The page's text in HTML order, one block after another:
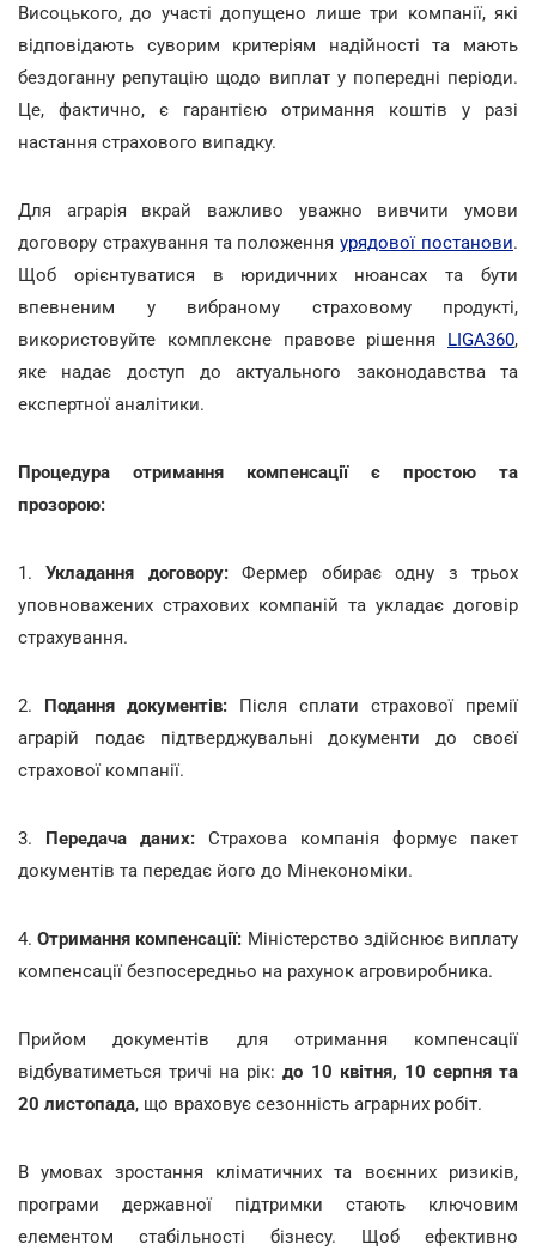
Висоцького, до участі допущено лише три компанії, які
відповідають суворим критеріям надійності та мають
бездоганну репутацію щодо виплат у попередні періоди.
Це, фактично, є гарантією отримання коштів у разі
настання страхового випадку.
Для аграрія вкрай важливо уважно вивчити умови
договору страхування та положенняурядової постанови.
Щоб орієнтуватися в юридичних нюансах та бути
впевненим у вибраному страховому продукті,
використовуйте комплексне правове рішення LIGA360,
яке надає доступ до актуального законодавства та
експертної аналітики.
Процедура отримання компенсації є простою та
прозорою:
1. Укладання договору:Фермер обирає одну з трьох
уповноважених страхових компаній та укладає договір
страхування.
2. Подання документів: Після сплати страхової премії
аграрій подає підтверджувальні документи до своєї
страхової компанії.
3. Передача даних: Страхова компанія формує пакет
документів та передає його до Мінекономіки.
4. Отримання компенсації: Міністерство здійснює виплату
компенсації безпосередньо на рахунок агровиробника.
Прийом документів для отримання компенсації
відбуватиметься тричі на рік:до 10 квітня, 10 серпня та
20 листопада, що враховує сезонність аграрних робіт.
В умовах зростання кліматичних та воєнних ризиків,
програми державної підтримки стають ключовим
елементом стабільності бізнесу. Щоб ефективно